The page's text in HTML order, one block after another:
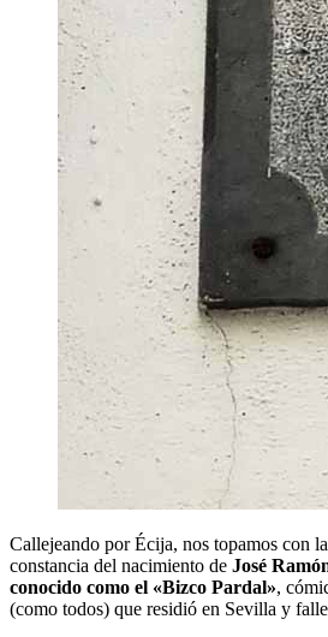
Callejeando por Écija, nos topamos con
constancia del nacimiento de José
conocido como el «Bizco Pardal»,
(como todos) que residió en Sevilla y